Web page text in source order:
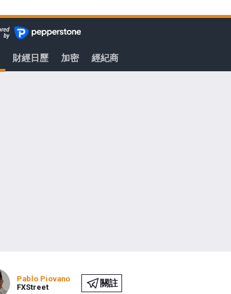
財經日歷 加密 經紀商
Pablo Piovano
FXStreet
關註